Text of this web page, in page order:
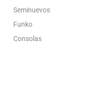
Seminuevos
Funko
Consolas